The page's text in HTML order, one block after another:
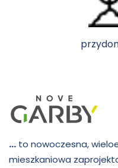
… to nowoczesna,
mieszkaniowa